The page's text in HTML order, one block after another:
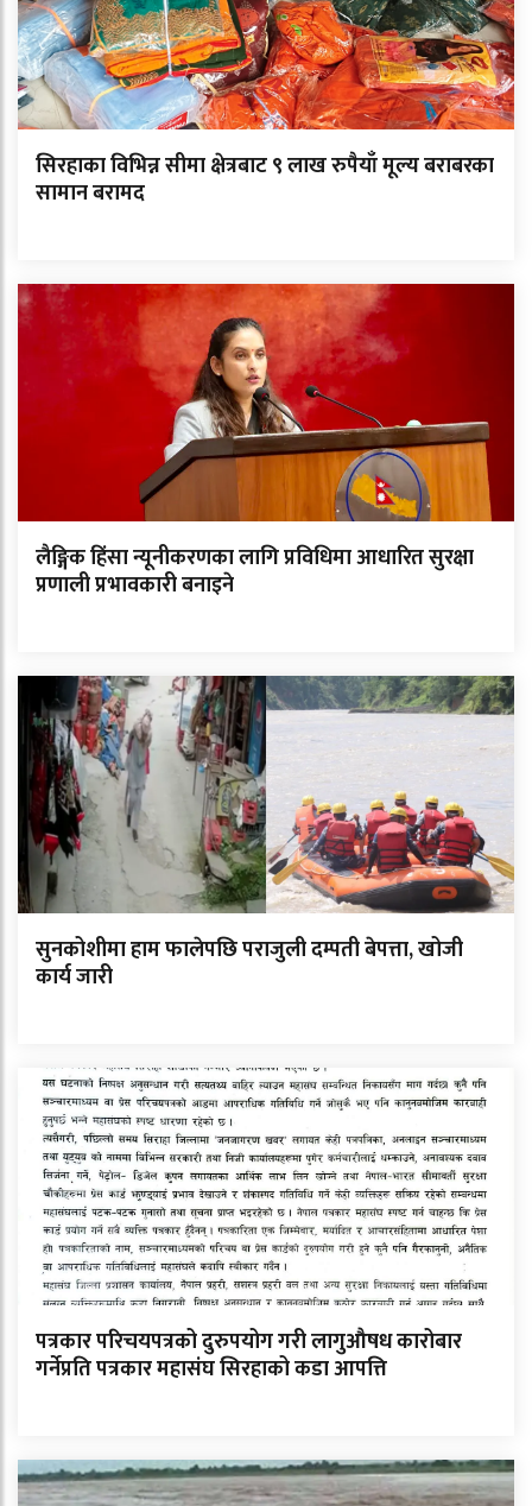
सिरहाका विभिन्न सीमा क्षेत्रबाट ९ लाख रुपैयाँ मूल्य बराबरका
सामान बरामद
लैङ्गिक हिंसा न्यूनीकरणका लागि प्रविधिमा आधारित सुरक्षा
प्रणाली प्रभावकारी बनाइने
सुनकोशीमा हाम फालेपछि पराजुली दम्पती बेपत्ता, खोजी
कार्य जारी
पत्रकार परिचयपत्रको दुरुपयोग गरी लागुऔषध कारोबार
गर्नेप्रति पत्रकार महासंघ सिरहाको कडा आपत्ति